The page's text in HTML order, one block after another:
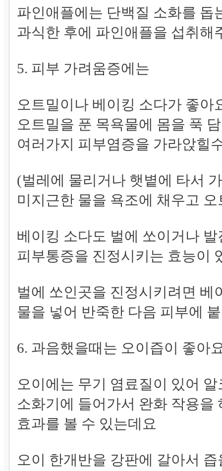
파인애플에는 단백질 소화를 돕
과식한 후에 파인애플을 섭취해
5. 피부 가려움증에는
오트밀이나 베이킹 소다가 좋아
오트밀을 푼 목욕물에 몸을 푹
여러가지 피부염증을 가라앉힐
(벌레에 물리거나 햇볕에 타서
미지근한 물을 욕조에 채우고
베이킹 소다도 벌에 쏘이거나
피부통증을 진정시키는 효능이
벌에 쏘인곳을 진정시키려면 베
물을 넣어 반죽한 다음 피부에
6. 과음했을때는 오이즙이 좋아
오이에는 무기 염료질이 있어
소화기에 들어가서 완화 작용을
효과를 볼 수 있는데요
오이 한개반을 강판에 갈아서 즙